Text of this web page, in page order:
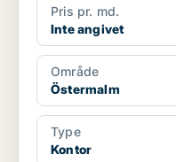
Pris pr. md.
Inte angivet
Område
Östermalm
Type
Kontor